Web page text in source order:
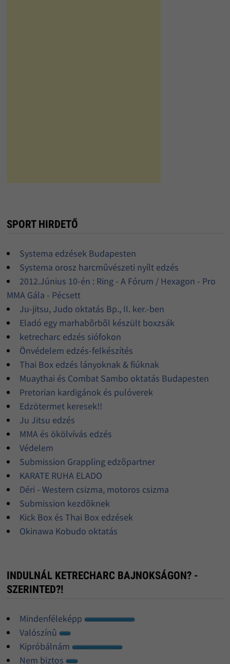
SPORT HIRDETŐ
Systema edzések Budapesten
Systema orosz harcmûvészeti nyílt edzés
2012.Június 10-én : Ring - A Fórum / Hexagon - Pro
MMA Gála - Pécsett
Ju-jitsu, Judo oktatás Bp., II. ker.-ben
Eladó egy marhabõrbõl készült boxzsák
ketrecharc edzés siófokon
Önvédelem edzés-felkészítés
Thai Box edzés lányoknak & fiúknak
Muaythai és Combat Sambo oktatás Budapesten
Pretorian kardigánok és pulóverek
Edzötermet keresek!!
Ju Jitsu edzés
MMA és ökölvívás edzés
Védelem
Submission Grappling edzõpartner
KARATE RUHA ELADO
Déri - Western csizma, motoros csizma
Submission kezdõknek
Kick Box és Thai Box edzések
Okinawa Kobudo oktatás
INDULNÁL KETRECHARC BAJNOKSÁGON? -
SZERINTED?!
Mindenféleképp
Valószínû
Kipróbálnám
Nem biztos